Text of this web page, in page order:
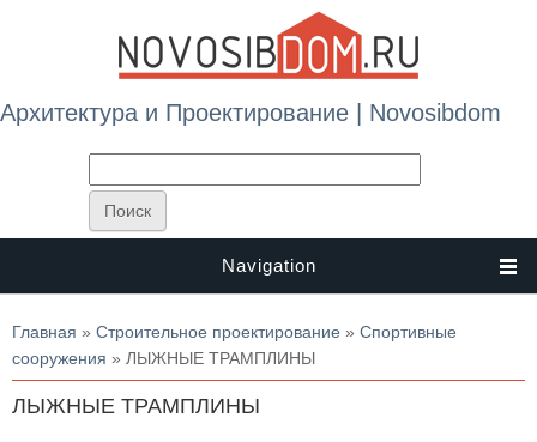
Архитектура и Проектирование | Novosibdom
Navigation
Вы здесь
Главная » Строительное проектирование » Спортивные
сооружения » ЛЫЖНЫЕ ТРАМПЛИНЫ
ЛЫЖНЫЕ ТРАМПЛИНЫ